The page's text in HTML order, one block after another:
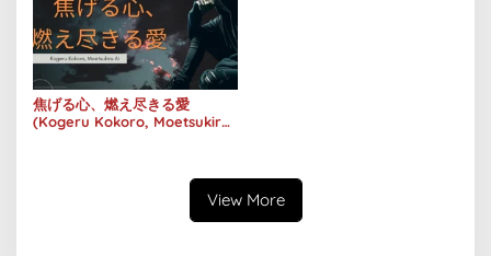
焦げる心、燃え尽きる愛
(Kogeru Kokoro, Moetsukiru
View More